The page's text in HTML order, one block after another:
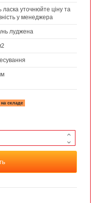
ласка уточнюйте ціну та
у менеджера
луджена
складе